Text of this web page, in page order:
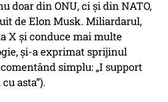
doar din ONU, ci și din NATO,
de Elon Musk. Miliardarul,
X și conduce mai multe
și-a exprimat sprijinul
simplu: „I support
asta”).